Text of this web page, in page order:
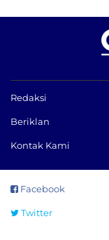
Redaksi
Beriklan
Kontak Kami
Facebook
Twitter